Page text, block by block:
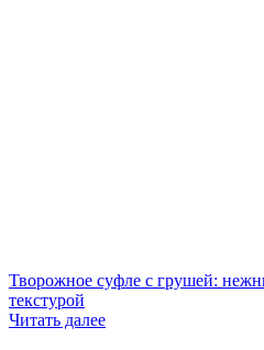
Творожное суфле с грушей:
текстурой
Читать далее